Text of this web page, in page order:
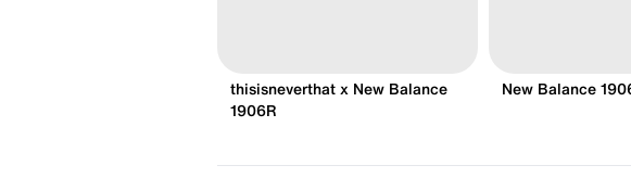
thisisneverthat x New Balance
1906R
New Balance